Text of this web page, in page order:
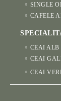
SINGLE
CAFELE
CEAI ALB
CEAI
CEAI